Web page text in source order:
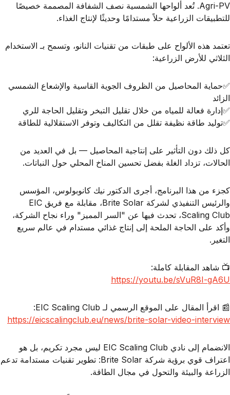
Agri-PV. تُعد ألواحها الشمسية نصف الشفافة المصممة خصيصًا
للتطبيقات الزراعية حلاً مستدامًا وحديثًا لإنتاج الغذاء.
تعتمد هذه الألواح على طبقات من تقنيات النانو، وتسمح بـ الاستخدام
الثلاثي للأرض الزراعية:
✅حماية المحاصيل من الظروف الجوية القاسية والإشعاع الشمسي
الزائد
✅إدارة فعالة للمياه من خلال تقليل التبخر وتقليل الحاجة للري
✅توليد طاقة نظيفة تقلل من التكاليف وتوفر الاستقلالية للطاقة
كل ذلك دون التأثير على إنتاجية المحاصيل — بل في العديد من
الحالات، تزداد الغلة بفضل تحسين المناخ المحلي حول النباتات.
كجزء من هذا البرنامج، أجرى الدكتور نيك كانوبولوس، المؤسس
والرئيس التنفيذي لشركة Brite Solar، مقابلة مع فريق EIC
Scaling Club، تحدث فيها عن "السر المميز" وراء نجاح الشركة،
وأكد على الحاجة الملحة إلى إنتاج غذائي مستدام في عالم سريع
التغير.
📺 شاهد المقابلة كاملة:
https://youtu.be/sVuR8I-gA6U
📰 اقرأ المقال على الموقع الرسمي لـ EIC Scaling Club
:
https://eicscalingclub.eu/news/brite-solar-video-interview
الانضمام إلى نادي EIC Scaling Club ليس مجرد تكريم، بل هو
اعتراف قوي برؤية شركة Brite Solar:
تطوير تقنيات مستدامة تدعم
الزراعة والبيئة والتحول في مجال الطاقة.